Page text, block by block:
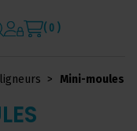
( 0 )
Mini-moules